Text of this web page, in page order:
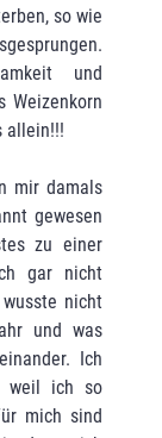
so wie
und
Weizenkorn
allein!!!
mir damals
gewesen
zu einer
gar nicht
nicht
und was
Ich
weil ich so
mich sind